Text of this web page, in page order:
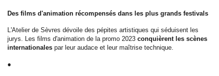
Des films d'animation récompensés dans les plus grands festivals
L'Atelier de Sèvres dévoile des pépites artistiques qui séduisent les
jurys. Les films d'animation de la promo 2023 conquièrent les scènes
internationales par leur audace et leur maîtrise technique.
●